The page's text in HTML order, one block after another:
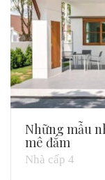
Những mẫu
mê đắm
Nhà cấp 4